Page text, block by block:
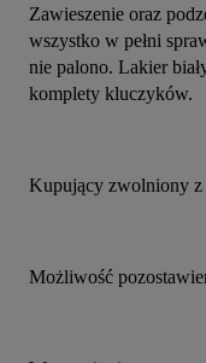
Zawieszenie oraz
wszystko w pełni
nie palono. Lakier
komplety kluczyków.
Kupujący zwolniony z
Możliwość